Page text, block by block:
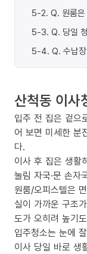
5-2. Q. 원룸
5-3. Q. 당일
5-4. Q. 수납
산척동 이사
입주 전 집은 겉으
어 보면 미세한 분
다.
이사 후 집은 생활
눌림 자국·문 손자
원룸/오피스텔은
실이 가까운 구조
도가 오히려 높기
입주청소는 눈에
이사 당일 바로 생